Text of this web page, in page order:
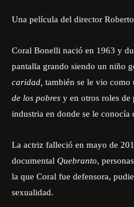
Una película del director
Coral Bonelli nació en 1963 y
pantalla grando siendo un niño
caridad, también se le vio como
de los pobres y en otros roles de
industria en donde se le
La actriz falleció en mayo de
documental Quebranto,
la que Coral fue defensora,
sexualidad.